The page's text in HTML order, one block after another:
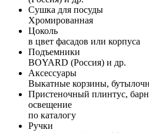
Сушка для посуды
Хромированная
Цоколь
в цвет фасадов или корпуса
Подъемники
BOYARD (Россия) и др.
Аксессуары
Выкатные корзины,
Пристеночный плинтус,
освещение
по каталогу
Ручки